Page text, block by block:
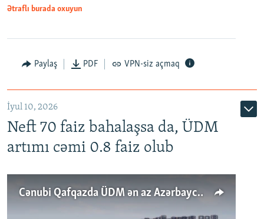
Ətraflı burada oxuyun
Paylaş PDF VPN-siz açmaq
İyul 10, 2026
Neft 70 faiz bahalaşsa da, ÜDM
artımı cəmi 0.8 faiz olub
Cənubi Qafqazda ÜDM ən az Azərbaycanda artır: Qonşuları niyə Bakını qabaqlaya bilir?